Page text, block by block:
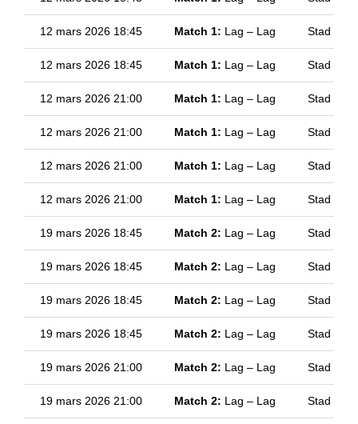
12 mars 2026 18:45 Match 1: Lag – Lag Stad
12 mars 2026 18:45 Match 1: Lag – Lag Stad
12 mars 2026 21:00 Match 1: Lag – Lag Stad
12 mars 2026 21:00 Match 1: Lag – Lag Stad
12 mars 2026 21:00 Match 1: Lag – Lag Stad
12 mars 2026 21:00 Match 1: Lag – Lag Stad
19 mars 2026 18:45 Match 2: Lag – Lag Stad
19 mars 2026 18:45 Match 2: Lag – Lag Stad
19 mars 2026 18:45 Match 2: Lag – Lag Stad
19 mars 2026 18:45 Match 2: Lag – Lag Stad
19 mars 2026 21:00 Match 2: Lag – Lag Stad
19 mars 2026 21:00 Match 2: Lag – Lag Stad